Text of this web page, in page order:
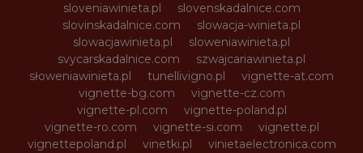
sloveniawinieta.pl
slovenskadalnice.com
slovinskadalnice.com
slowacja-winieta.pl
slowacjawinieta.pl
sloweniawinieta.pl
svycarskadalnice.com
szwajcariawinieta.pl
słoweniawinieta.pl
tunellivigno.pl
vignette-at.com
vignette-bg.com
vignette-cz.com
vignette-pl.com
vignette-poland.pl
vignette-ro.com
vignette-si.com
vignette.pl
vignettepoland.pl
vinetki.pl
vinietaelectronica.com